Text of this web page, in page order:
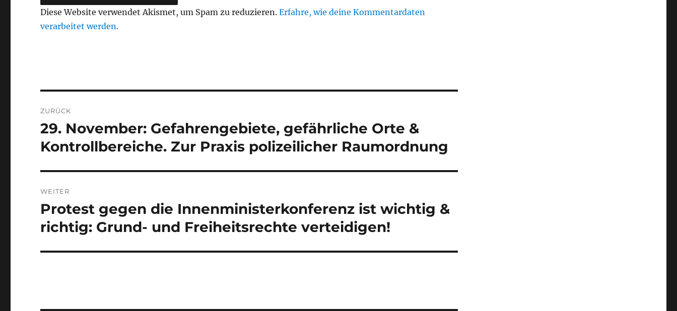
Diese Website verwendet Akismet, um Spam zu reduzieren.Erfahre, wie deine Kommentardaten
verarbeitet werden.
ZURÜCK
Vorheriger
Beitrag:
29. November: Gefahrengebiete, gefährliche Orte &
Kontrollbereiche. Zur Praxis polizeilicher Raumordnung
WEITER
Nächster
Beitrag:
Protest gegen die Innenministerkonferenz ist wichtig &
richtig: Grund- und Freiheitsrechte verteidigen!